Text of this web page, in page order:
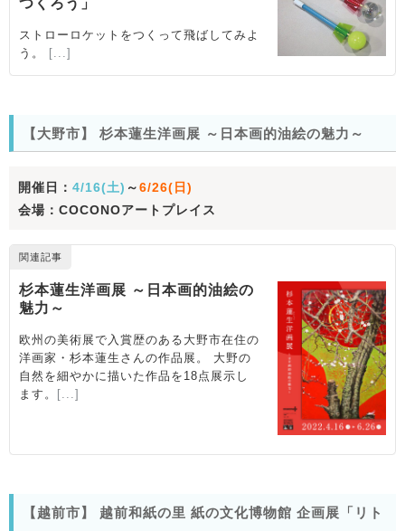
【大野市】 杉本蓮生洋画展 ～日本画的油絵の魅力～
開催日： 4/16(土) ～6/26(日)
会場：COCONOアートプレイス
【越前市】 越前和紙の里 紙の文化博物館 企画展「リト